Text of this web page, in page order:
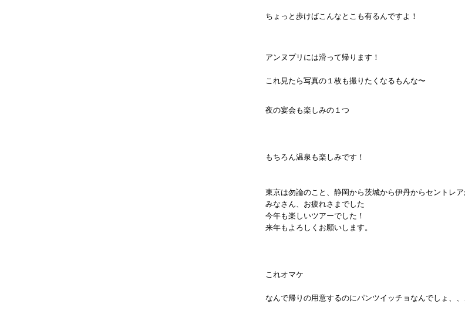
ちょっと歩けばこんなとこも有るんですよ！
アンヌプリには滑って帰ります！
これ見たら写真の１枚も撮りたくなるもんな〜
夜の宴会も楽しみの１つ
もちろん温泉も楽しみです！
東京は勿論のこと、静岡から茨城から伊丹からセントレ
みなさん、お疲れさまでした
今年も楽しいツアーでした！
来年もよろしくお願いします。
これオマケ
なんで帰りの用意するのにパンツイッチョなんでしょ、、